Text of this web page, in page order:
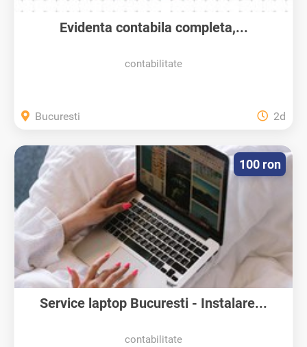
Evidenta contabila completa,...
contabilitate
Bucuresti 2d
Service laptop Bucuresti - Instalare...
contabilitate
100 ron